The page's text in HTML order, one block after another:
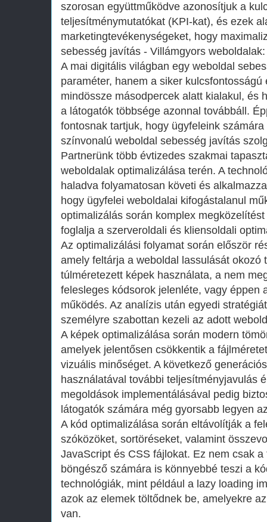
szorosan együttműködve azonosítjuk a
teljesítménymutatókat (KPI-kat), és ezek
marketingtevékenységeket, hogy
sebesség javítás - Villámgyors
A mai digitális világban egy weboldal
paraméter, hanem a siker
mindössze másodpercek alatt kialakul, és
a látogatók többsége azonnal továbbáll.
fontosnak tartjuk, hogy ügyfeleink
színvonalú weboldal sebesség javítás
Partnerünk több évtizedes szakmai
weboldalak optimalizálása terén. A
haladva folyamatosan követi és
hogy ügyfelei weboldalai kifogástalanul
optimalizálás során komplex
foglalja a szerveroldali és kliensoldali
Az optimalizálási folyamat során először
amely feltárja a weboldal lassulását okozó
túlméretezett képek használata, a nem
felesleges kódsorok jelenléte, vagy éppen
működés. Az analízis után egyedi
személyre szabottan kezeli az adott
A képek optimalizálása során modern
amelyek jelentősen csökkentik a
vizuális minőséget. A következő
használatával további teljesítményjavulás
megoldások implementálásával pedig
látogatók számára még gyorsabb legyen
A kód optimalizálása során eltávolítják a
szóközöket, sortöréseket, valamint
JavaScript és CSS fájlokat. Ez nem csak
böngésző számára is könnyebbé teszi a
technológiák, mint például a lazy loading
azok az elemek töltődnek be, amelyekre
van.